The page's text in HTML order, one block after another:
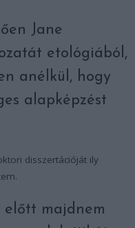
Jane
etológiából,
anélkül, hogy
alapképzést
disszertációját ily
előtt majdnem